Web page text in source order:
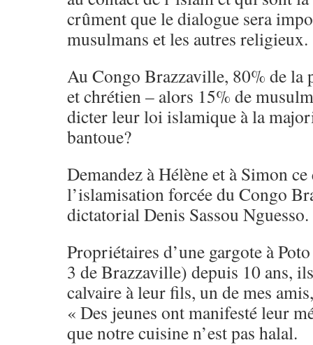
crûment que le dialogue sera
musulmans et les autres religieux.
Au Congo Brazzaville, 80% de la
et chrétien – alors 15% de
dicter leur loi islamique à la
bantoue?
Demandez à Hélène et à Simon
l’islamisation forcée du Congo
dictatorial Denis Sassou Nguesso.
Propriétaires d’une gargote à
3 de Brazzaville) depuis 10 ans,
calvaire à leur fils, un de mes
« Des jeunes ont manifesté leur
que notre cuisine n’est pas halal.